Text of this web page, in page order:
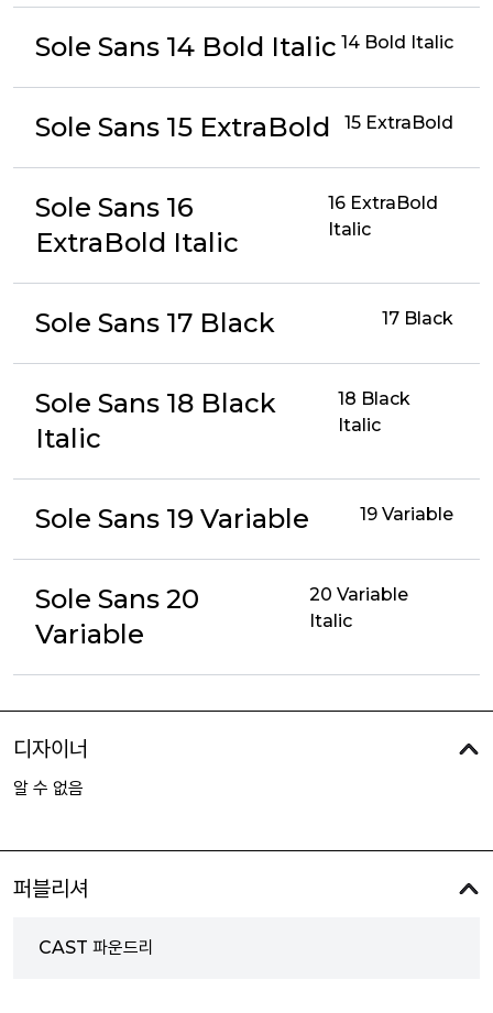
Sole Sans 14 Bold Italic 14 Bold Italic
Sole Sans 15 ExtraBold 15 ExtraBold
Sole Sans 16
ExtraBold Italic
16 ExtraBold
Italic
Sole Sans 17 Black 17 Black
Sole Sans 18 Black
Italic
18 Black
Italic
Sole Sans 19 Variable 19 Variable
Sole Sans 20
Variable
20 Variable
Italic
디자이너
알 수 없음
퍼블리셔
CAST 파운드리